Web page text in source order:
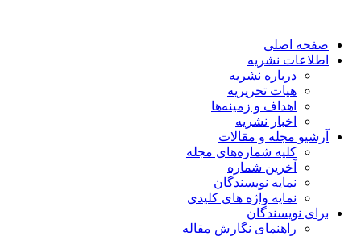
صفحه اصلی
اطلاعات نشریه
درباره نشریه
هیات تحریریه
اهداف و زمینه‌ها
اخبار نشریه
آرشیو مجله و مقالات
کلیه شماره‌های مجله
آخرین شماره
نمایه نویسندگان
نمایه واژه های کلیدی
برای نویسندگان
راهنمای نگارش مقاله